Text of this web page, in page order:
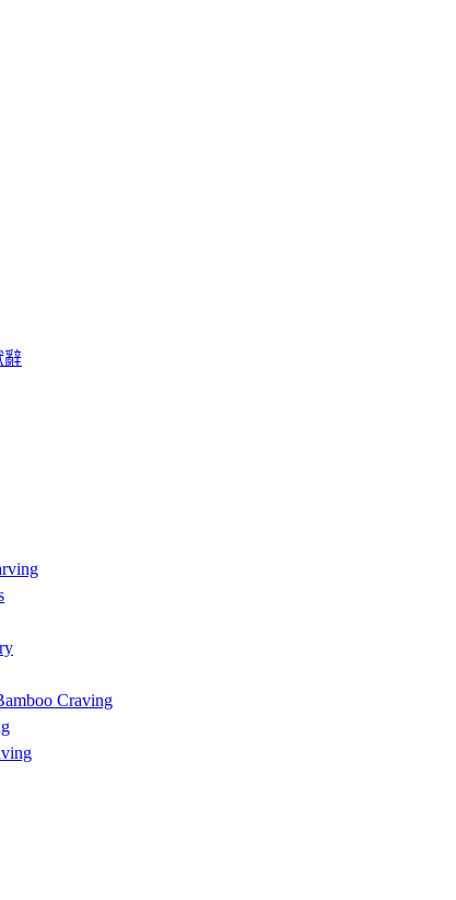
辭
Craving